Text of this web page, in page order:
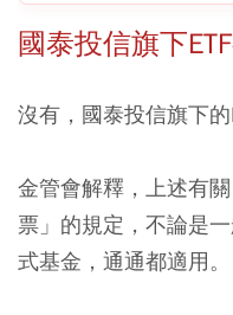
國泰投信旗下
沒有，國泰投信旗下的
金管會解釋，上述有
票」的規定，不論是
式基金，通通都適用。